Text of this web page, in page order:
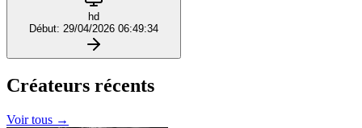
hd
Début: 29/04/2026 06:49:34
Créateurs récents
Voir tous →